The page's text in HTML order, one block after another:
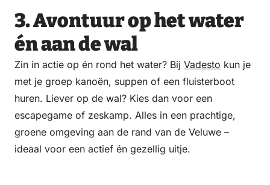
3. Avontuur op het water
én aan de wal
Zin in actie op én rond het water? Bij Vadesto kun je
met je groep kanoën, suppen of een fluisterboot
huren. Liever op de wal? Kies dan voor een
escapegame of zeskamp. Alles in een prachtige,
groene omgeving aan de rand van de Veluwe –
ideaal voor een actief én gezellig uitje.